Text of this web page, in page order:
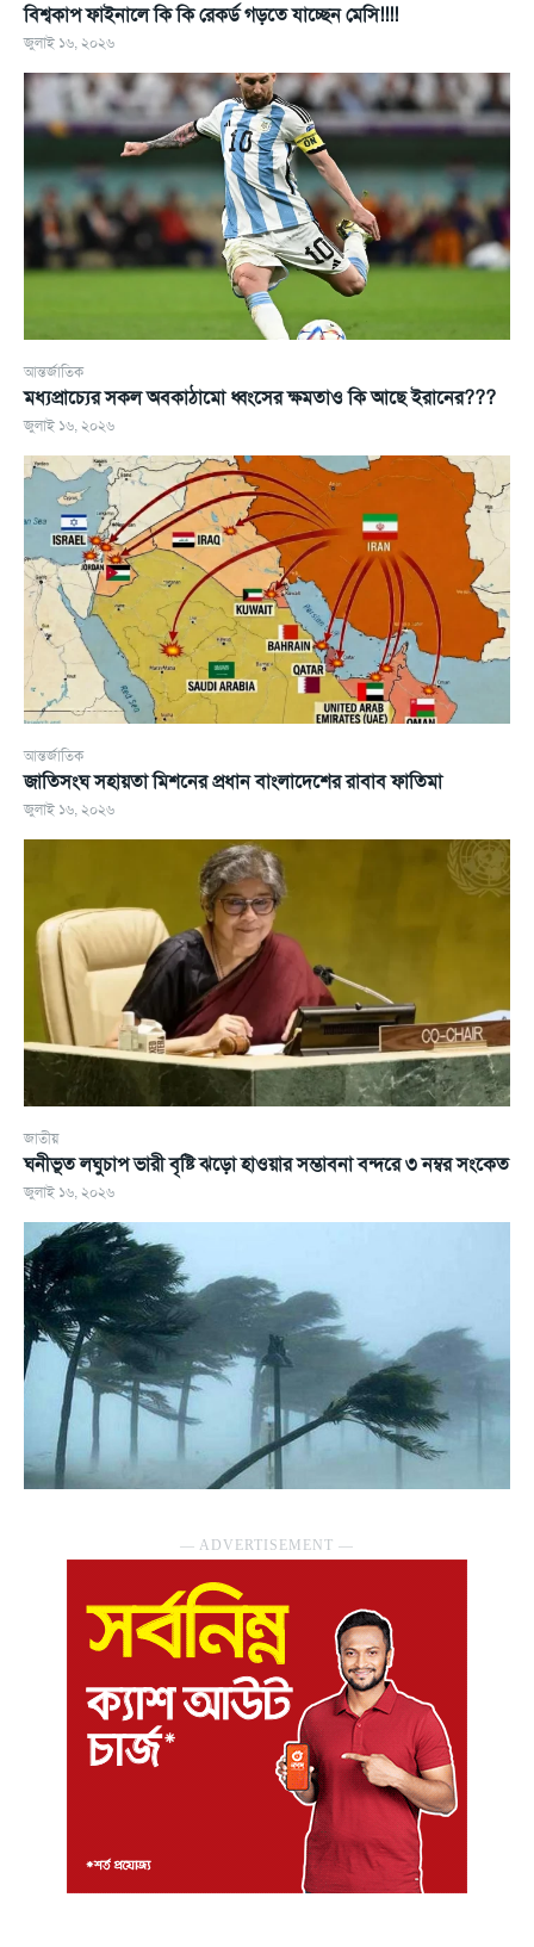
বিশ্বকাপ ফাইনালে কি কি রেকর্ড গড়তে যাচ্ছেন মেসি!!!!
জুলাই ১৬, ২০২৬
আন্তর্জাতিক
মধ্যপ্রাচ্যের সকল অবকাঠামো ধ্বংসের ক্ষমতাও কি আছে ইরানের???
জুলাই ১৬, ২০২৬
আন্তর্জাতিক
জাতিসংঘ সহায়তা মিশনের প্রধান বাংলাদেশের রাবাব ফাতিমা
জুলাই ১৬, ২০২৬
জাতীয়
ঘনীভূত লঘুচাপ ভারী বৃষ্টি ঝড়ো হাওয়ার সম্ভাবনা বন্দরে ৩ নম্বর সংকেত
জুলাই ১৬, ২০২৬
― ADVERTISEMENT ―